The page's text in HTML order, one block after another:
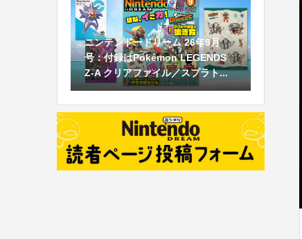
ニンテンドードリーム 26年9月
号：付録はPokémon LEGENDS
Z-A クリアファイル／スプラト...